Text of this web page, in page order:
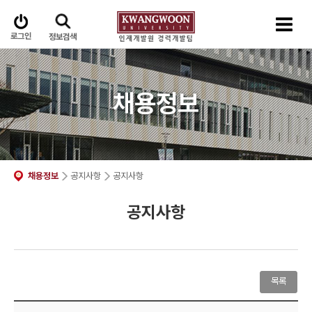
로그인 정보검색
채용정보
채용정보 공지사항 공지사항
공지사항
목록